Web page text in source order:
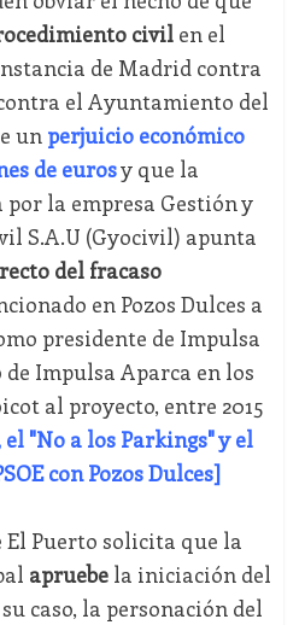
civilen el
de Madrid contra
el Ayuntamiento del
un perjuicio económico
de eurosy que la
la empresa Gestión y
S.A.U (Gyocivil) apunta
del fracaso
en Pozos Dulces a
presidente de Impulsa
Impulsa Aparca en los
al proyecto, entre 2015
el "No a los Parkings" y el
con Pozos Dulces]
El Puerto solicita que la
apruebela iniciación del
caso, la personación del